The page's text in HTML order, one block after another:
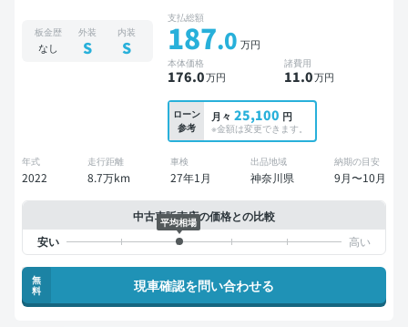
板金歴
なし
外装
S
内装
S
支払総額
187.0 万円
本体価格
176.0万円
諸費用
11.0万円
ローン
参考
月々 25,100 円
※金額は変更できます。
年式
2022
走行距離
8.7万km
車検
27年1月
出品地域
神奈川県
納期の目安
9月〜10月
中古車販売店の価格との比較
平均相場
無
料
現車確認を問い合わせる